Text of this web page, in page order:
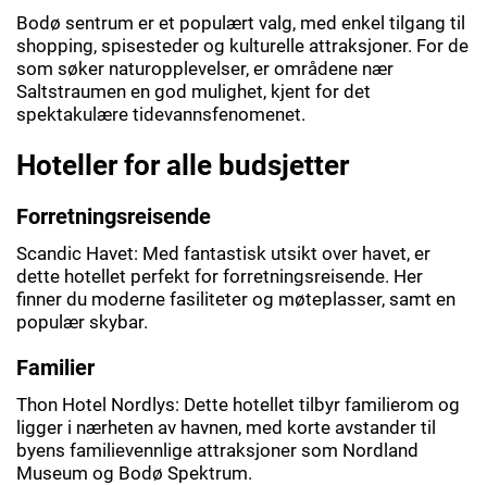
Bodø sentrum er et populært valg, med enkel tilgang til
shopping, spisesteder og kulturelle attraksjoner. For de
som søker naturopplevelser, er områdene nær
Saltstraumen en god mulighet, kjent for det
spektakulære tidevannsfenomenet.
Hoteller for alle budsjetter
Forretningsreisende
Scandic Havet: Med fantastisk utsikt over havet, er
dette hotellet perfekt for forretningsreisende. Her
finner du moderne fasiliteter og møteplasser, samt en
populær skybar.
Familier
Thon Hotel Nordlys: Dette hotellet tilbyr familierom og
ligger i nærheten av havnen, med korte avstander til
byens familievennlige attraksjoner som Nordland
Museum og Bodø Spektrum.